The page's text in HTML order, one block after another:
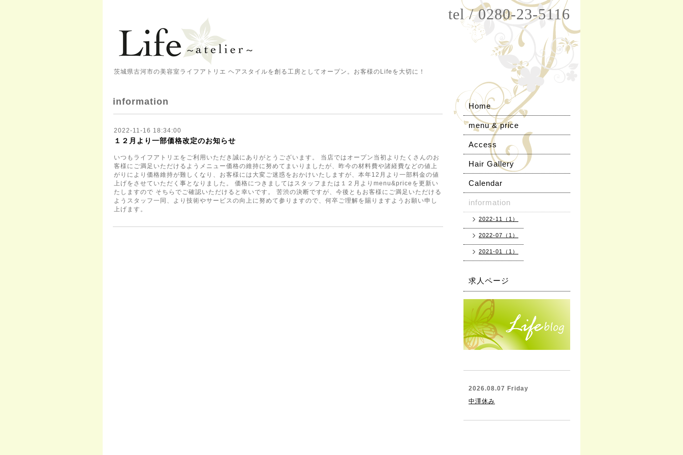
tel / 0280-23-5116
茨城県古河市の美容室ライフアトリエ ヘアスタイルを創る工房としてオープン。お客様のLifeを大切に！
information
2022-11-16 18:34:00
１２月より一部価格改定のお知らせ
いつもライフアトリエをご利用いただき誠にありがとうございます。 当店ではオープン当初よりたくさんのお
客様にご満足いただけるようメニュー価格の維持に努めてまいりましたが、昨今の材料費や諸経費などの値上
がりにより価格維持が難しくなり、お客様には大変ご迷惑をおかけいたしますが、本年12月より一部料金の値
上げをさせていただく事となりました。 価格につきましてはスタッフまたは１２月よりmenu&priceを更新い
たしますので そちらでご確認いただけると幸いです。 苦渋の決断ですが、今後ともお客様にご満足いただける
ようスタッフ一同、より技術やサービスの向上に努めて参りますので、何卒ご理解を賜りますようお願い申し
上げます。
Home
menu & price
Access
Hair Gallery
Calendar
information
2022-11（1）
2022-07（1）
2021-01（1）
求人ページ
2026.08.07 Friday
中澤休み